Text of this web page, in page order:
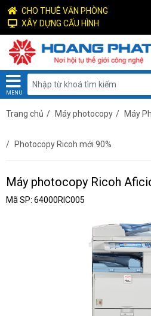
CHO THUÊ VĂN PHÒNG
XÂY DỰNG CẤU HÌNH
MENU
Trang chủ / Máy photocopy / Máy
/ Photocopy Ricoh mới 90%
Máy photocopy Ricoh
Mã SP: 64000RIC005